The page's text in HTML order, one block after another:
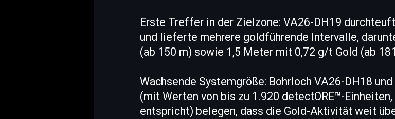
Erste Treffer in der Zielzone: VA26-DH19
und lieferte mehrere goldführende Intervalle,
(ab 150 m) sowie 1,5 Meter mit 0,72 g/t Gold (ab
Wachsende Systemgröße: Bohrloch VA26-DH18
(mit Werten von bis zu 1.920 detectORE™-
entspricht) belegen, dass die Gold-Aktivität weit